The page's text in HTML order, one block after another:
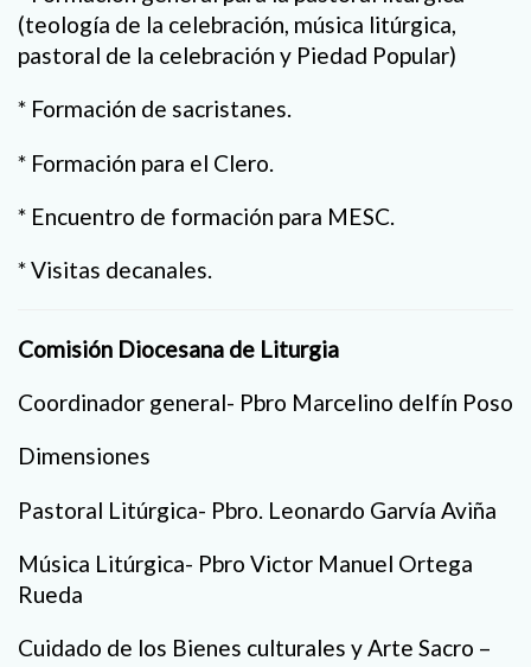
(teología de la celebración, música litúrgica,
pastoral de la celebración y Piedad Popular)
* Formación de sacristanes.
* Formación para el Clero.
* Encuentro de formación para MESC.
* Visitas decanales.
Comisión Diocesana de Liturgia
Coordinador general- Pbro Marcelino delfín Poso
Dimensiones
Pastoral Litúrgica- Pbro. Leonardo Garvía Aviña
Música Litúrgica- Pbro Victor Manuel Ortega
Rueda
Cuidado de los Bienes culturales y Arte Sacro –